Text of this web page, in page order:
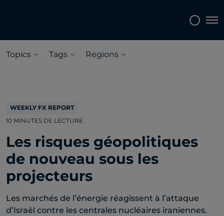
Topics Tags Regions
WEEKLY FX REPORT
10 MINUTES DE LECTURE
Les risques géopolitiques
de nouveau sous les
projecteurs
Les marchés de l’énergie réagissent à l’attaque
d’Israël contre les centrales nucléaires iraniennes.